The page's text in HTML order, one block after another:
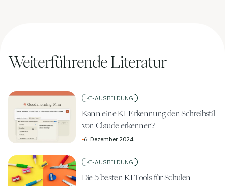
Weiterführende Literatur
KI-AUSBILDUNG
Kann eine KI-Erkennung den Schreibstil
von Claude erkennen?
▪6. Dezember 2024
KI-AUSBILDUNG
Die 5 besten KI-Tools für Schulen